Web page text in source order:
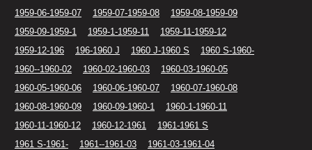
1959-06-1959-07
1959-07-1959-08
1959-08-1959-09
1959-09-1959-1
1959-1-1959-11
1959-11-1959-12
1959-12-196
196-1960 J 1960 J-1960 S
1960 S-1960-
1960--1960-02
1960-02-1960-03
1960-03-1960-05
1960-05-1960-06
1960-06-1960-07
1960-07-1960-08
1960-08-1960-09
1960-09-1960-1
1960-1-1960-11
1960-11-1960-12
1960-12-1961
1961-1961 S
1961 S-1961-
1961--1961-03
1961-03-1961-04